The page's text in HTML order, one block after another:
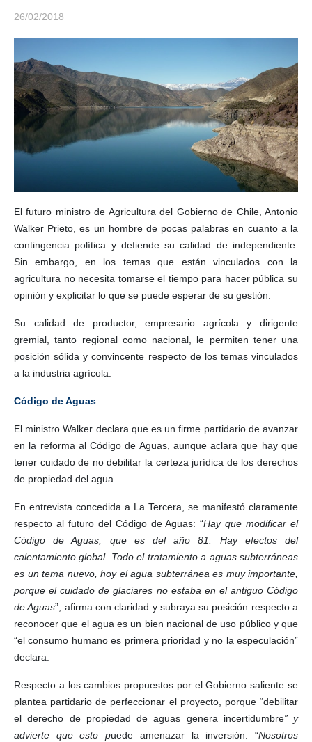
26/02/2018
El futuro ministro de Agricultura del Gobierno de Chile, Antonio
Walker Prieto, es un hombre de pocas palabras en cuanto a la
contingencia política y defiende su calidad de independiente.
Sin embargo, en los temas que están vinculados con la
agricultura no necesita tomarse el tiempo para hacer pública su
opinión y explicitar lo que se puede esperar de su gestión.
Su calidad de productor, empresario agrícola y dirigente
gremial, tanto regional como nacional, le permiten tener una
posición sólida y convincente respecto de los temas vinculados
a la industria agrícola.
Código de Aguas
El ministro Walker declara que es un firme partidario de avanzar
en la reforma al Código de Aguas, aunque aclara que hay que
tener cuidado de no debilitar la certeza jurídica de los derechos
de propiedad del agua.
En entrevista concedida a La Tercera, se manifestó claramente
respecto al futuro del Código de Aguas: “Hay que modificar el
Código de Aguas, que es del año 81. Hay efectos del
calentamiento global. Todo el tratamiento a aguas subterráneas
es un tema nuevo, hoy el agua subterránea es muy importante,
porque el cuidado de glaciares no estaba en el antiguo Código
de Aguas”, afirma con claridad y subraya su posición respecto a
reconocer que el agua es un bien nacional de uso público y que
“el consumo humano es primera prioridad y no la especulación”
declara.
Respecto a los cambios propuestos por el Gobierno saliente se
plantea partidario de perfeccionar el proyecto, porque “debilitar
el derecho de propiedad de aguas genera incertidumbre” y
advierte que esto puede amenazar la inversión. “Nosotros